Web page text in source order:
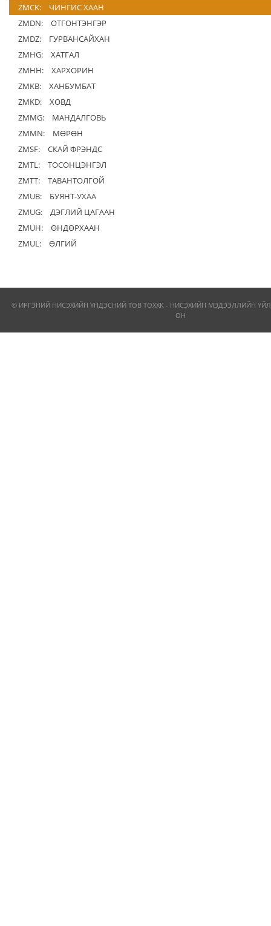
ZMCK:
ЧИНГИС ХААН
ZMDN:
ОТГОНТЭНГЭР
ZMDZ:
ГУРВАНСАЙХАН
ZMHG:
ХАТГАЛ
ZMHH:
ХАРХОРИН
ZMKB:
ХАНБУМБАТ
ZMKD:
ХОВД
ZMMG:
МАНДАЛГОВЬ
ZMMN:
МӨРӨН
ZMSF:
СКАЙ ФРЭНДС
ZMTL:
ТОСОНЦЭНГЭЛ
ZMTT:
ТАВАНТОЛГОЙ
ZMUB:
БУЯНТ-УХАА
ZMUG:
ДЭГЛИЙ ЦАГААН
ZMUH:
ӨНДӨРХААН
ZMUL:
ӨЛГИЙ
© ИРГЭНИЙ НИСЭХИЙН ҮНДЭСНИЙ ТӨВ ТӨХХК - НИСЭХИЙН МЭДЭЭЛЛИЙН
ОН